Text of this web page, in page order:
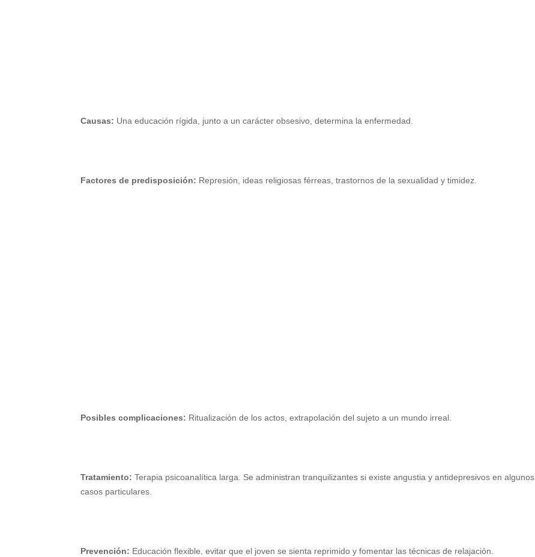
Causas: Una educación rígida, junto a un carácter obsesivo, determina la enfermedad.
Factores de predisposición: Represión, ideas religiosas férreas, trastornos de la sexualidad y timidez.
Posibles complicaciones: Ritualización de los actos, extrapolación del sujeto a un mundo irreal.
Tratamiento:Terapia psicoanalítica larga. Se administran tranquilizantes si existe angustia y antidepresivos en algunos
casos particulares.
Prevención: Educación flexible, evitar que el joven se sienta reprimido y fomentar las técnicas de relajación.